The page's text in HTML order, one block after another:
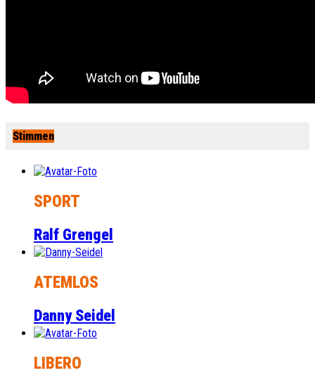
Stimmen
SPORT
Ralf Grengel
ATEMLOS
Danny Seidel
LIBERO